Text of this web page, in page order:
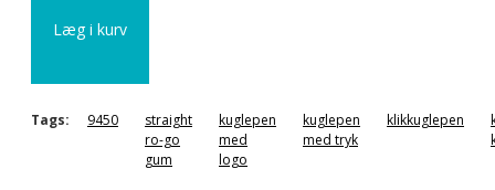
Læg i kurv
Tags: 9450
straight
ro-go
gum
kuglepen
med
logo
kuglepen
med tryk
klikkuglepen